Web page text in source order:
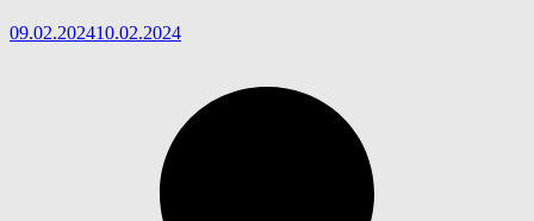
09.02.202410.02.2024